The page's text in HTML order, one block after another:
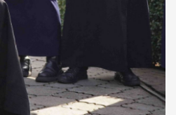
Читати більше